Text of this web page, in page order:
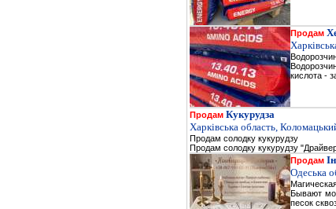
Продам
кислота -
Продам Кукурудза
Харківська область,
Продам солодку кукурудзу
Продам солодку кукурудзу
Продам
Одеська
Бывают
песок